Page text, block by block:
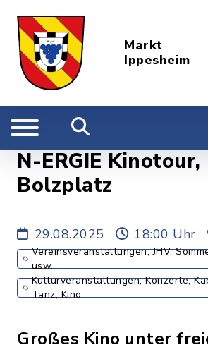
Markt
Ippesheim
N-ERGIE Kinotour,
Bolzplatz
29.08.2025 18:00 Uhr
Vereinsveranstaltungen, JHV,
usw.
Kulturveranstaltungen, Konzerte,
Tanz, Kino
Großes Kino unter